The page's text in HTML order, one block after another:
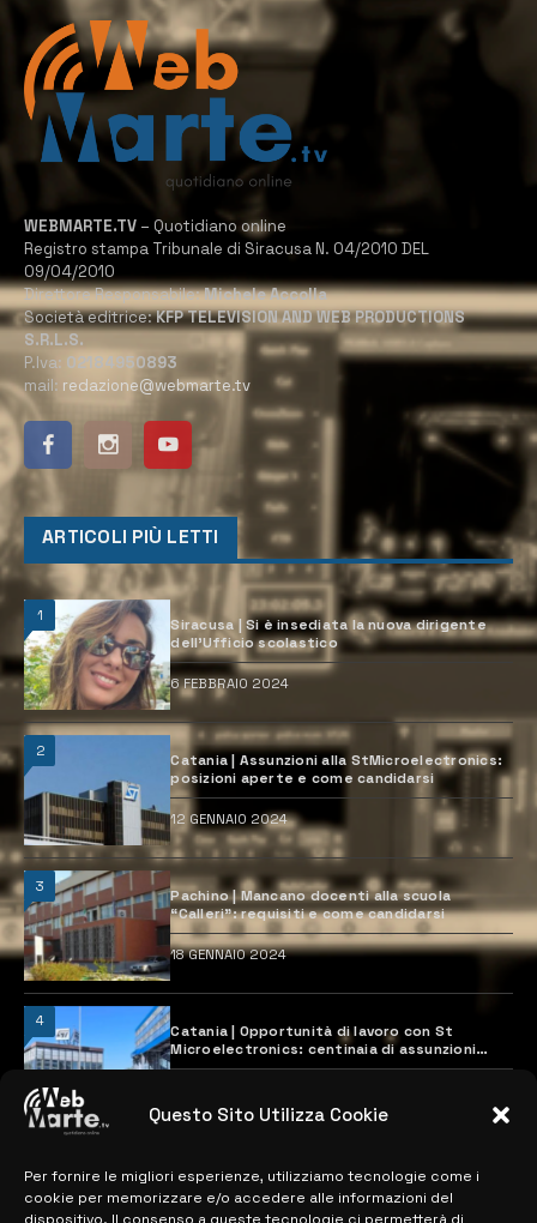
Questo Sito Utilizza Cookie
Per fornire le migliori esperienze, utilizziamo tecnologie come i
cookie per memorizzare e/o accedere alle informazioni del
WEBMARTE.TV – Quotidiano online
Registro stampa Tribunale di Siracusa N. 04/2010 DEL
09/04/2010
Direttore Responsabile:Michele Accolla
Società editrice:KFP TELEVISION AND WEB PRODUCTIONS
S.R.L.S.
P.Iva: 02184950893
mail: redazione@webmarte.tv
ARTICOLI PIÙ LETTI
1
Siracusa | Si è insediata la nuova dirigente
dell’Ufficio scolastico
6 FEBBRAIO 2024
2
Catania | Assunzioni alla StMicroelectronics:
posizioni aperte e come candidarsi
12 GENNAIO 2024
3
Pachino | Mancano docenti alla scuola
“Calleri”: requisiti e come candidarsi
18 GENNAIO 2024
4
Catania | Opportunità di lavoro con St
Microelectronics: centinaia di assunzioni
previste
MAPPA DEL SITO